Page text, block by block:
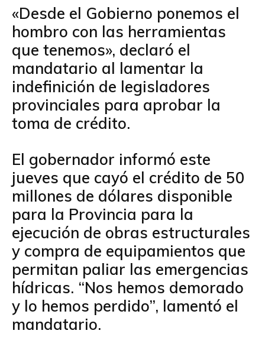
ce
b
o
o
k
tt
er
at
s
A
p
p
ail m
p
ar
tir
«Desde el Gobierno ponemos el
hombro con las herramientas
que tenemos», declaró el
mandatario al lamentar la
indefinición de legisladores
provinciales para aprobar la
toma de crédito.
El gobernador informó este
jueves que cayó el crédito de 50
millones de dólares disponible
para la Provincia para la
ejecución de obras estructurales
y compra de equipamientos que
permitan paliar las emergencias
hídricas. “Nos hemos demorado
y lo hemos perdido”, lamentó el
mandatario.